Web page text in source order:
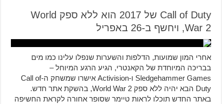
Call of Duty של 2017 הוא ללא ספק World
War 2, ויחשף ב-26 באפריל
אחרי המון שמועות, הדלפות והשערות שנפלו עלינו כמו מים
בבריכה המיוחדת של הקאנטרי, הגיע הרגע המיוחל –
Sledgehammer Games ו-Activision אישרו שמשחק ה-Call of
Duty הבא יהיה ללא ספק World War 2, בהשקת אתר חדש.
באתר החדש תוכלו לראות טיימר שסופר אחורה לקראת החשיפה